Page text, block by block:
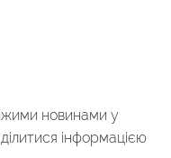
новинами у
інформацією